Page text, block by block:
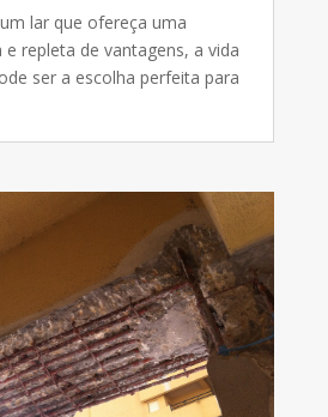
lar que ofereça uma
e repleta de vantagens, a vida
ser a escolha perfeita para